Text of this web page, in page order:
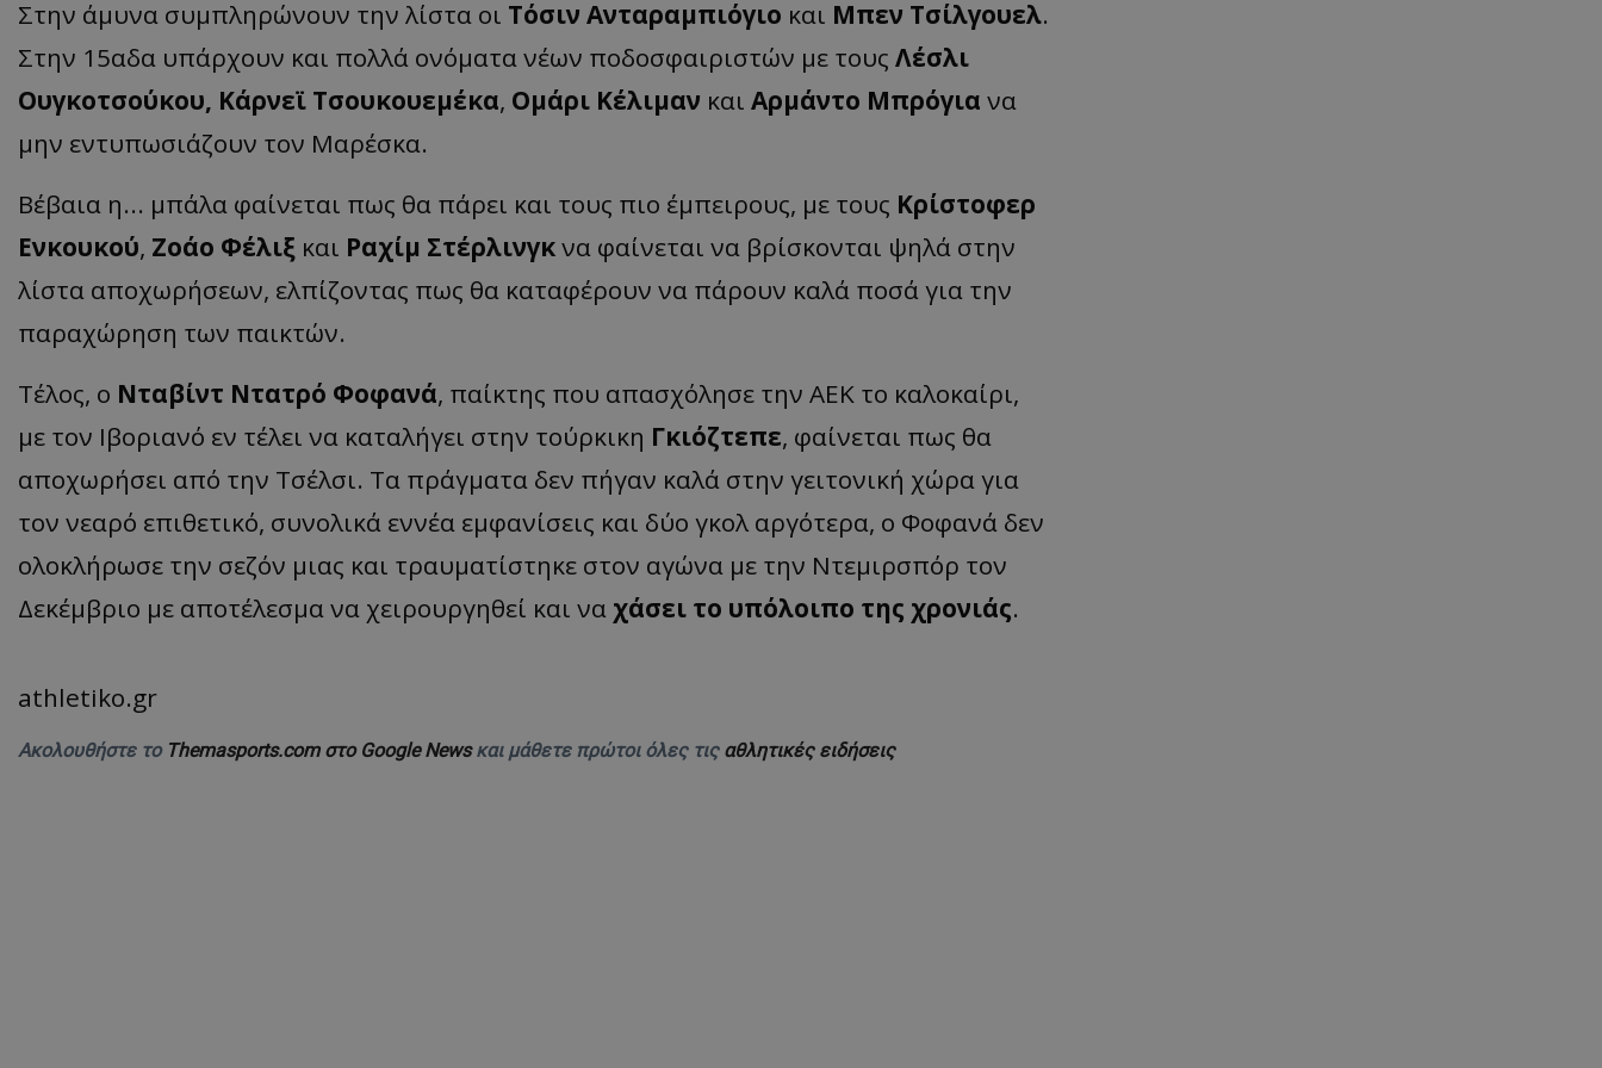
Στην άμυνα συμπληρώνουν την λίστα οι Τόσιν Ανταραμπιόγιο και Μπεν Τσίλγουελ.
Στην 15αδα υπάρχουν και πολλά ονόματα νέων ποδοσφαιριστών με τους Λέσλι
Ουγκοτσούκου, Κάρνεϊ Τσουκουεμέκα, Ομάρι Κέλιμαν και Αρμάντο Μπρόγια να
μην εντυπωσιάζουν τον Μαρέσκα.
Βέβαια η... μπάλα φαίνεται πως θα πάρει και τους πιο έμπειρους, με τους Κρίστοφερ
Ενκουκού, Ζοάο Φέλιξ και Ραχίμ Στέρλινγκνα φαίνεται να βρίσκονται ψηλά στην
λίστα αποχωρήσεων, ελπίζοντας πως θα καταφέρουν να πάρουν καλά ποσά για την
παραχώρηση των παικτών.
Τέλος, ο Νταβίντ Ντατρό Φοφανά, παίκτης που απασχόλησε την ΑΕΚ το καλοκαίρι,
με τον Ιβοριανό εν τέλει να καταλήγει στην τούρκικη Γκιόζτεπε, φαίνεται πως θα
αποχωρήσει από την Τσέλσι. Τα πράγματα δεν πήγαν καλά στην γειτονική χώρα για
τον νεαρό επιθετικό, συνολικά εννέα εμφανίσεις και δύο γκολ αργότερα, ο Φοφανά δεν
ολοκλήρωσε την σεζόν μιας και τραυματίστηκε στον αγώνα με την Ντεμιρσπόρ τον
Δεκέμβριο με αποτέλεσμα να χειρουργηθεί και να χάσει το υπόλοιπο της χρονιάς.
athletiko.gr
Ακολουθήστε το Themasports.com στο Google Newsκαι μάθετε πρώτοι όλες τις αθλητικές ειδήσεις